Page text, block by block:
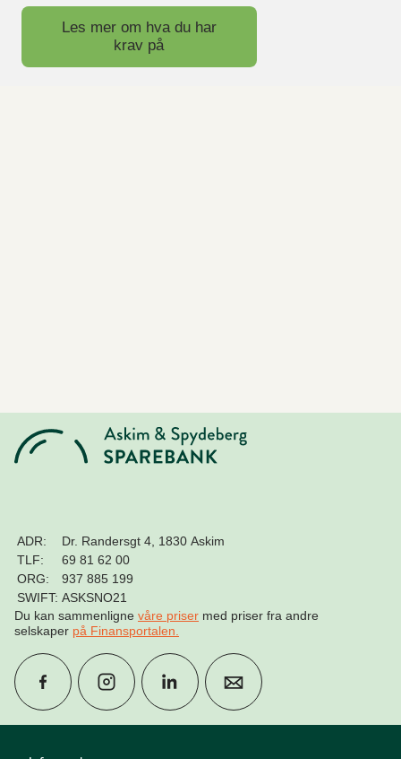
Les mer om hva du har
krav på
ADR:
Dr. Randersgt 4, 1830 Askim
TLF:
69 81 62 00
ORG:
937 885 199
SWIFT: ASKSNO21
Du kan sammenligne våre priser med priser fra andre
selskaper på Finansportalen